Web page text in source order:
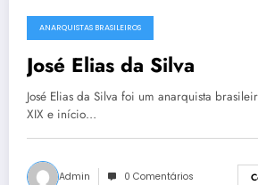
26 de maio de 2013
ANARQUISTAS BRASILEIROS
José Elias da Silva
José Elias da Silva foi um anarquista
XIX e início…
Admin 0 Comentários